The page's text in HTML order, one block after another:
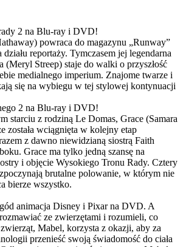
2 na Blu-ray i DVD!
powraca do magazynu „Runway”
reportaży. Tymczasem jej legendarna
(Meryl Streep) staje do walki o przyszłość
medialnego imperium. Znajome twarze i
się na wybiegu w tej stylowej kontynuacji
2 na Blu-ray i DVD!
starciu z rodziną Le Domas, Grace (Samara
została wciągnięta w kolejny etap
z dawno niewidzianą siostrą Faith
Grace ma tylko jedną szansę na
i objęcie Wysokiego Tronu Rady. Cztery
brutalne polowanie, w którym nie
bierze wszystko.
animacja Disney i Pixar na DVD. A
ze zwierzętami i rozumieli, co
Mabel, korzysta z okazji, aby za
przenieść swoją świadomość do ciała